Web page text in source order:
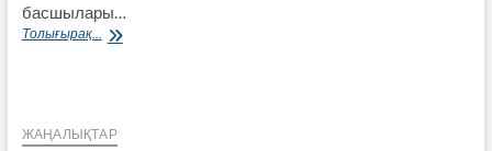
басшы­лары…
Толығырақ...
Діни
ЖАҢАЛЫҚТАР